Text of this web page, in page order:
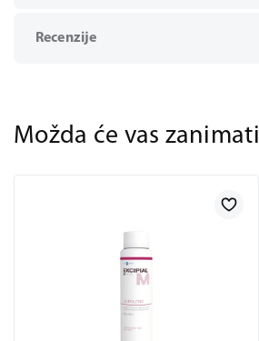
Recenzije
Možda će vas zanimati